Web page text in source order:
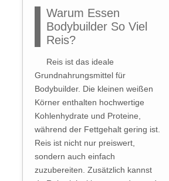
Warum Essen
Bodybuilder So Viel
Reis?
Reis ist das ideale
Grundnahrungsmittel für
Bodybuilder. Die kleinen weißen
Körner enthalten hochwertige
Kohlenhydrate und Proteine,
während der Fettgehalt gering ist.
Reis ist nicht nur preiswert,
sondern auch einfach
zuzubereiten. Zusätzlich kannst